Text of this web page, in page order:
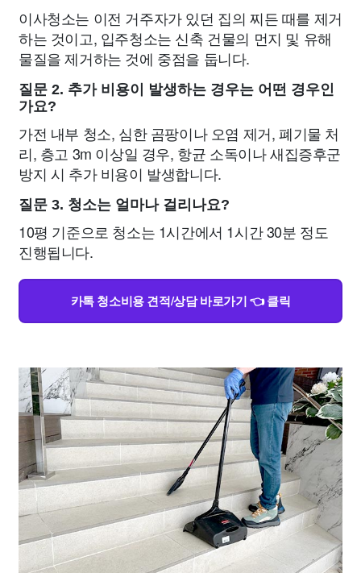
이사청소는 이전 거주자가 있던 집의 찌든 때를 제거
하는 것이고, 입주청소는 신축 건물의 먼지 및 유해
물질을 제거하는 것에 중점을 둡니다.
질문 2. 추가 비용이 발생하는 경우는 어떤 경우인
가요?
가전 내부 청소, 심한 곰팡이나 오염 제거, 폐기물 처
리, 층고 3m 이상일 경우, 항균 소독이나 새집증후군
방지 시 추가 비용이 발생합니다.
질문 3. 청소는 얼마나 걸리나요?
10평 기준으로 청소는 1시간에서 1시간 30분 정도
진행됩니다.
카톡 청소비용 견적/상담 바로가기 👈 클릭